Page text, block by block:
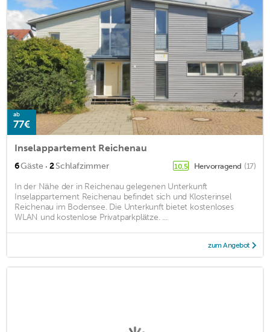
ab
77€
Inselappartement Reichenau
6Gäste · 2Schlafzimmer 10,5 Hervorragend (17)
In der Nähe der in Reichenau gelegenen Unterkunft
Inselappartement Reichenau befindet sich und Klosterinsel
Reichenau im Bodensee. Die Unterkunft bietet kostenloses
WLAN und kostenlose Privatparkplätze. ...
zum Angebot